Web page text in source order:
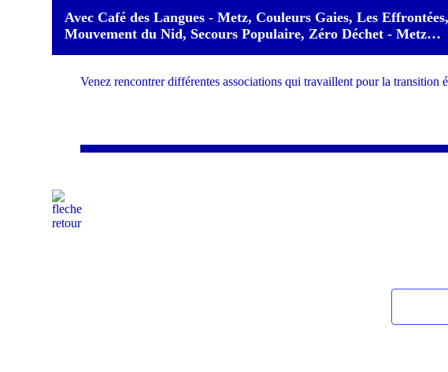
Avec Café des Langues - Metz, Couleurs Gaies, Les
Mouvement du Nid, Secours Populaire, Zéro Déchet - Metz…
Venez rencontrer différentes associations qui travaillent pour la transition